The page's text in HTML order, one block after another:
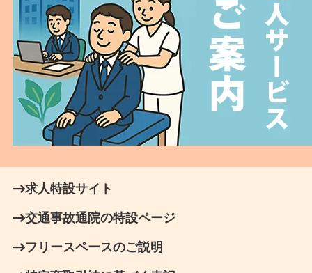
求人特設サイト
交通事故通院の特設ページ
フリースペースのご説明